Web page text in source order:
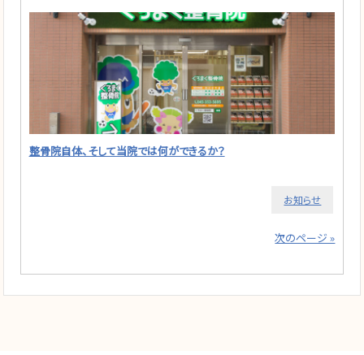
整骨院自体、そして当院では何ができるか？
お知らせ
次のページ »